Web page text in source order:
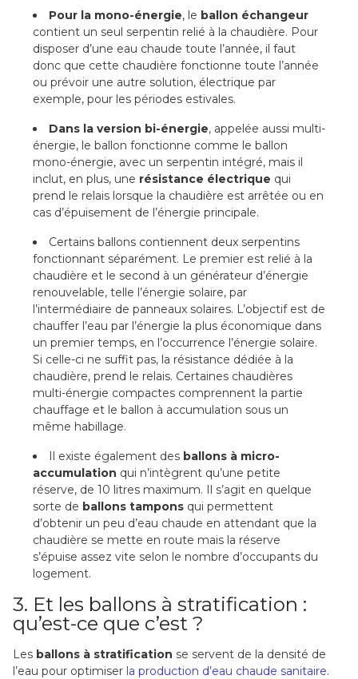
Pour la mono-énergie, le ballon échangeur
contient un seul serpentin relié à la chaudière. Pour
disposer d’une eau chaude toute l’année, il faut
donc que cette chaudière fonctionne toute l’année
ou prévoir une autre solution, électrique par
exemple, pour les périodes estivales.
Dans la version bi-énergie, appelée aussi multi-
énergie, le ballon fonctionne comme le ballon
mono-énergie, avec un serpentin intégré, mais il
inclut, en plus, une résistance électrique qui
prend le relais lorsque la chaudière est arrêtée ou en
cas d’épuisement de l’énergie principale.
Certains ballons contiennent deux serpentins
fonctionnant séparément. Le premier est relié à la
chaudière et le second à un générateur d’énergie
renouvelable, telle l’énergie solaire, par
l’intermédiaire de panneaux solaires. L’objectif est de
chauffer l’eau par l’énergie la plus économique dans
un premier temps, en l’occurrence l’énergie solaire.
Si celle-ci ne suffit pas, la résistance dédiée à la
chaudière, prend le relais. Certaines chaudières
multi-énergie compactes comprennent la partie
chauffage et le ballon à accumulation sous un
même habillage.
Il existe également des ballons à micro-
accumulation qui n’intègrent qu’une petite
réserve, de 10 litres maximum. Il s’agit en quelque
sorte de ballons tampons qui permettent
d’obtenir un peu d’eau chaude en attendant que la
chaudière se mette en route mais la réserve
s’épuise assez vite selon le nombre d’occupants du
logement.
3. Et les ballons à stratification :
qu’est-ce que c’est ?
Les ballons à stratification se servent de la densité de
l’eau pour optimiser la production d’eau chaude sanitaire.